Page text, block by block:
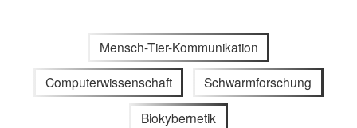
Mensch-Tier-Kommunikation
Computerwissenschaft Schwarmforschung
Biokybernetik